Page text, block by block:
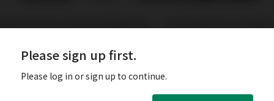
者所提供的不動產買賣要約書，大都會要求買方依據賣
Please sign up first.
Please log in or sign up to continue.